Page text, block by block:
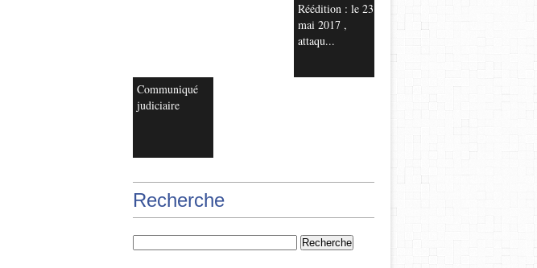
Réédition : le 23
mai 2017 ,
attaqu...
Communiqué
judiciaire
Recherche